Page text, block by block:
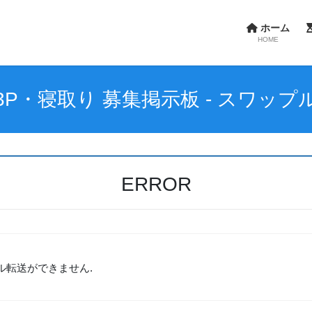
ホーム
HOME
・寝取り 募集掲示板 - スワップ
ERROR
転送ができません.